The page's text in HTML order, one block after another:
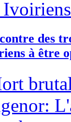
des
à être